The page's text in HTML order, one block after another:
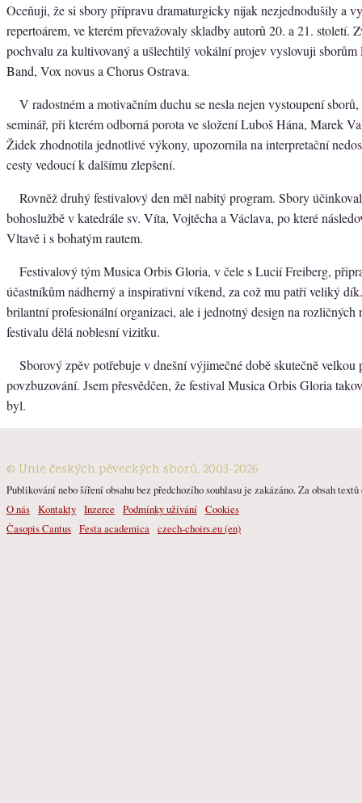
Oceňuji, že si sbory přípravu dramaturgicky nijak nezjednodušily a
repertoárem, ve kterém převažovaly skladby autorů 20. a 21. století.
pochvalu za kultivovaný a ušlechtilý vokální projev vyslovuji
Band, Vox novus a Chorus Ostrava.
V radostném a motivačním duchu se nesla nejen vystoupení
seminář, při kterém odborná porota ve složení Luboš Hána, Marek
Židek zhodnotila jednotlivé výkony, upozornila na interpretační
cesty vedoucí k dalšímu zlepšení.
Rovněž druhý festivalový den měl nabitý program. Sbory
bohoslužbě v katedrále sv. Víta, Vojtěcha a Václava, po které
Vltavě i s bohatým rautem.
Festivalový tým Musica Orbis Gloria, v čele s Lucií Freiberg,
účastníkům nádherný a inspirativní víkend, za což mu patří veliký
brilantní profesionální organizaci, ale i jednotný design na rozličných
festivalu dělá noblesní vizitku.
Sborový zpěv potřebuje v dnešní výjimečné době skutečně velkou
povzbuzování. Jsem přesvědčen, že festival Musica Orbis Gloria
byl.
© Unie českých pěveckých sborů, 2003-2026
Publikování nebo šíření obsahu bez předchozího souhlasu je zakázáno. Za obsah
O nás Kontakty Inzerce Podmínky užívání Cookies
Časopis Cantus Festa academica czech-choirs.eu (en)